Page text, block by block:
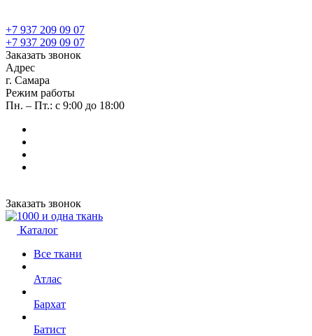
+7 937 209 09 07
+7 937 209 09 07
Заказать звонок
Адрес
г. Самара
Режим работы
Пн. – Пт.: с 9:00 до 18:00
Заказать звонок
Каталог
Все ткани
Атлас
Бархат
Батист